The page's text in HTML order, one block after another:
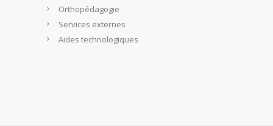
Orthopédagogie
Services externes
Aides technologiques